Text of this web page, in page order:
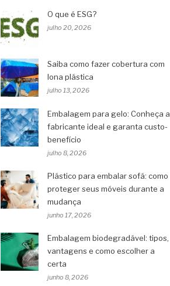
O que é ESG?
julho 20, 2026
Saiba como fazer cobertura com
lona plástica
julho 13, 2026
Embalagem para gelo: Conheça a
fabricante ideal e garanta custo-
benefício
julho 8, 2026
Plástico para embalar sofá: como
proteger seus móveis durante a
mudança
junho 17, 2026
Embalagem biodegradável: tipos,
vantagens e como escolher a
certa
junho 8, 2026